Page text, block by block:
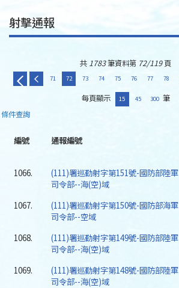
射擊通報
共 1783筆資料第 72/119頁
71 72 73 74 75 76 77 78
每頁顯示 15 45 300 筆
條件查詢
編號 通報編號
1066.
(111)署巡勤射字第151號-國防部陸軍
司令部--海(空)域
1067.
(111)署巡勤射字第150號-國防部海軍
司令部--空域
1068.
(111)署巡勤射字第149號-國防部陸軍
司令部--海(空)域
1069.
(111)署巡勤射字第148號-國防部陸軍
司令部--海(空)域